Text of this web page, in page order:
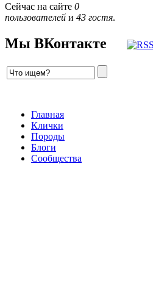
Сейчас на сайте 0
пользователей и 43 гостя.
Мы ВКонтакте
Главная
Клички
Породы
Блоги
Сообщества